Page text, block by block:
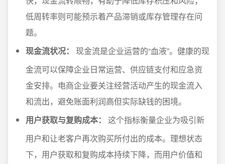
低周转率则可能预示着产品滞销或库存管理存在问
题。
现金流状况：
现金流是企业运营的“血液”。健康的现
金流可以保障企业日常运营、供应链支付和应急资
金安排。电商企业要关注经营活动产生的现金流入
和流出，避免账面利润高但实际缺钱的困境。
用户获取与复购成本：
这个指标衡量企业为吸引新
用户和让老客户再次购买所付出的成本。理想状态
下，用户获取和复购成本持续下降，而用户价值和